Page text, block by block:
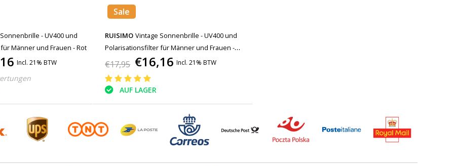
- UV400 und
Männer und Frauen - Rot
Incl. 21% BTW
Sale
RUISIMO Vintage Sonnenbrille - UV400 und
Polarisationsfilter für Männer und Frauen -
Gelb
€17,95 €16,16 Incl. 21% BTW
AUF LAGER